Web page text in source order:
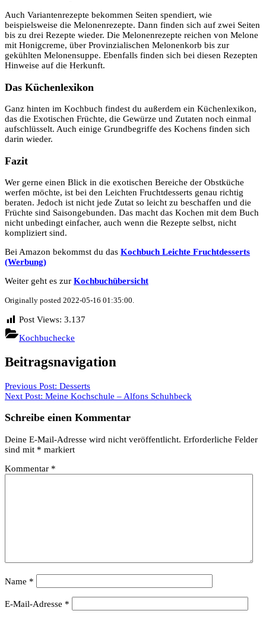
Auch Variantenrezepte bekommen Seiten spendiert, wie
beispielsweise die Melonenrezepte. Dann finden sich auf zwei Seiten
bis zu drei Rezepte wieder. Die Melonenrezepte reichen von Melone
mit Honigcreme, über Provinzialischen Melonenkorb bis zur
gekühlten Melonensuppe. Ebenfalls finden sich bei diesen Rezepten
Hinweise auf die Herkunft.
Das Küchenlexikon
Ganz hinten im Kochbuch findest du außerdem ein Küchenlexikon,
das die Exotischen Früchte, die Gewürze und Zutaten noch einmal
aufschlüsselt. Auch einige Grundbegriffe des Kochens finden sich
darin wieder.
Fazit
Wer gerne einen Blick in die exotischen Bereiche der Obstküche
werfen möchte, ist bei den Leichten Fruchtdesserts genau richtig
beraten. Jedoch ist nicht jede Zutat so leicht zu beschaffen und die
Früchte sind Saisongebunden. Das macht das Kochen mit dem Buch
nicht unbedingt einfacher, auch wenn die Rezepte selbst, nicht
kompliziert sind.
Bei Amazon bekommst du das Kochbuch Leichte Fruchtdesserts
(Werbung)
Weiter geht es zur Kochbuchübersicht
Originally posted 2022-05-16 01:35:00.
Post Views: 3.137
Kochbuchecke
Beitragsnavigation
Previous Post: Desserts
Next Post: Meine Kochschule – Alfons Schuhbeck
Schreibe einen Kommentar
Deine E-Mail-Adresse wird nicht veröffentlicht. Erforderliche Felder
sind mit * markiert
Kommentar *
Name *
E-Mail-Adresse *